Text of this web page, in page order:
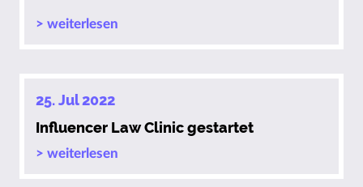
> weiterlesen
25. Jul 2022
Influencer Law Clinic gestartet
> weiterlesen